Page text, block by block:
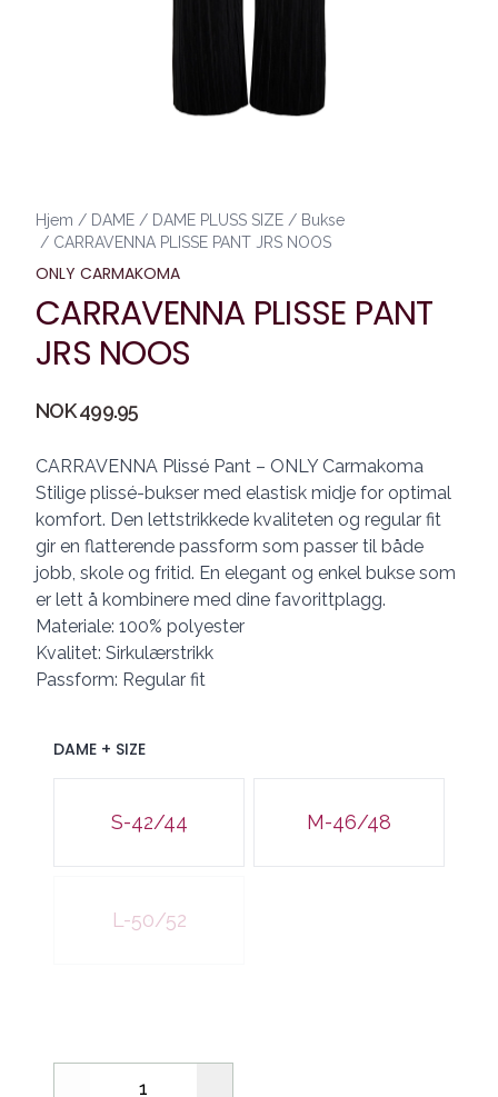
Hjem / DAME / DAME PLUSS SIZE / Bukse
/ CARRAVENNA PLISSE PANT JRS NOOS
ONLY CARMAKOMA
CARRAVENNA PLISSE PANT
JRS NOOS
Produktdetaljer
NOK 499.95
Description
CARRAVENNA Plissé Pant – ONLY Carmakoma
Stilige plissé-bukser med elastisk midje for optimal
komfort. Den lettstrikkede kvaliteten og regular fit
gir en flatterende passform som passer til både
jobb, skole og fritid. En elegant og enkel bukse som
er lett å kombinere med dine favorittplagg.
Materiale: 100% polyester
Kvalitet: Sirkulærstrikk
Passform: Regular fit
DAME + SIZE
Velg en DAME + SIZE
S-42/44 M-46/48
L-50/52